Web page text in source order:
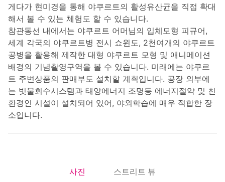
게다가 현미경을 통해 야쿠르트의 활성유산균을 직접 확대
해서 볼 수 있는 체험도 할 수 있습니다.
참관동선 내에서는 야쿠르트 어머님의 입체모형 피규어,
세계 각국의 야쿠르트병 전시 쇼윈도, 2천여개의 야쿠르트
공병을 활용해 제작한 대형 야쿠르트 모형 및 애니메이션
배경의 기념촬영구역을 볼 수 있습니다. 미래에는 야쿠르
트 주변상품의 판매부도 설치할 계획입니다. 공장 외부에
는 빗물회수시스템과 태양에너지 조명등 에너지절약 및 친
환경인 시설이 설치되어 있어, 야외학습에 매우 적합한 장
소입니다.
照片
사진 街景
스트리트 뷰